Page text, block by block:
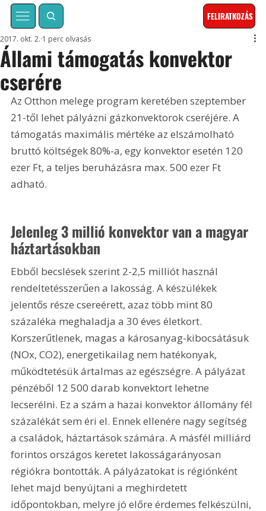
FELIRATKOZÁS
Állami támogatás konvektor
cserére
2017. okt. 2. 1 perc olvasás
Az Otthon melege program keretében szeptember
21-től lehet pályázni gázkonvektorok cseréjére. A
támogatás maximális mértéke az elszámolható
bruttó költségek 80%-a, egy konvektor esetén 120
ezer Ft, a teljes beruházásra max. 500 ezer Ft
adható.
Jelenleg 3 millió konvektor van a magyar
háztartásokban
Ebből becslések szerint 2-2,5 milliót használ
rendeltetésszerűen a lakosság. A készülékek
jelentős része csereérett, azaz több mint 80
százaléka meghaladja a 30 éves életkort.
Korszerűtlenek, magas a károsanyag-kibocsátásuk
(NOx, CO2), energetikailag nem hatékonyak,
működtetésük ártalmas az egészségre. A pályázat
pénzéből 12 500 darab konvektort lehetne
lecserélni. Ez a szám a hazai konvektor állomány fél
százalékát sem éri el. Ennek ellenére nagy segítség
a családok, háztartások számára. A másfél milliárd
forintos országos keretet lakosságarányosan
régiókra bontották. A pályázatokat is régiónként
lehet majd benyújtani a meghirdetett
időpontokban, melyre jó előre érdemes felkészülni,